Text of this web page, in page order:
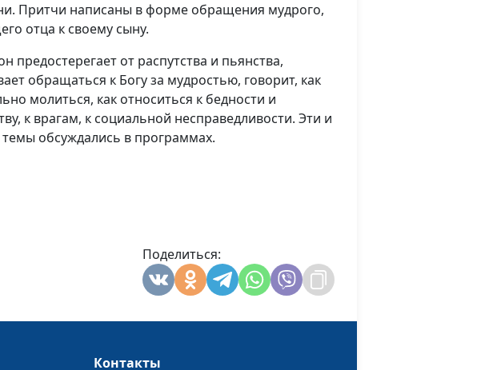
Притчи написаны в форме обращения мудрого,
отца к своему сыну.
предостерегает от распутства и пьянства,
обращаться к Богу за мудростью, говорит, как
молиться, как относиться к бедности и
к врагам, к социальной несправедливости. Эти и
темы обсуждались в программах.
Поделиться:
Контакты